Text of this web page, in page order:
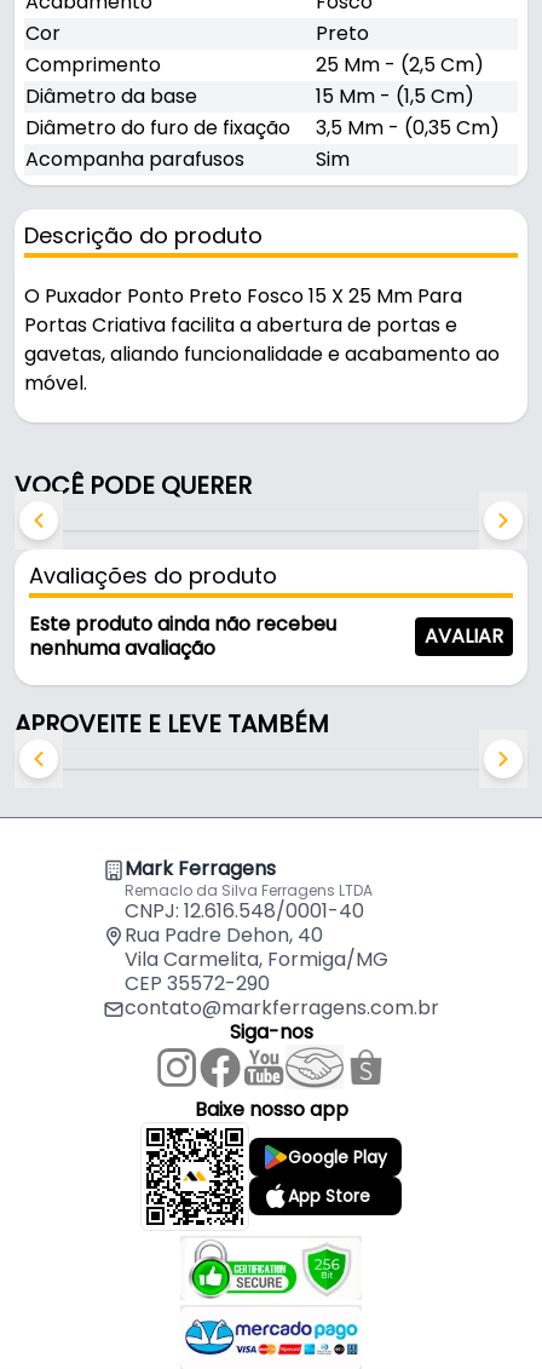
Cor
Preto
Comprimento
25 Mm - (2,5 Cm)
Diâmetro da base
15 Mm - (1,5 Cm)
Diâmetro do furo de fixação
3,5 Mm - (0,35 Cm)
Acompanha parafusos
Sim
Descrição do produto
O Puxador Ponto Preto Fosco 15 X 25 Mm Para
Portas Criativa facilita a abertura de portas e
gavetas, aliando funcionalidade e acabamento ao
móvel.
Fabricado em Zamac com acabamento fosco, é
resistente e durável no uso diário.
Características:
- Marca: Criativa
- Modelo: Ponto - Unifuro
- Cor: Preto
- Comprimento: 25 Mm - (2,5 Cm)
- Diâmetro do furo de fixação: 3,5 Mm - (0,35 Cm)
VOCÊ PODE QUERER
Avaliações do produto
Este produto ainda não recebeu
nenhuma avaliação
AVALIAR
APROVEITE E LEVE TAMBÉM
Mark Ferragens
Remaclo da Silva Ferragens LTDA
CNPJ: 12.616.548/0001-40
Rua Padre Dehon, 40
Vila Carmelita, Formiga/MG
CEP 35572-290
contato@markferragens.com.br
Siga-nos
Baixe nosso app
Google Play
App Store